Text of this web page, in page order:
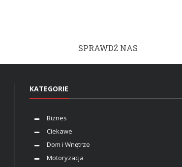
SPRAWDŹ NAS
KATEGORIE
Biznes
Ciekawe
Dom i Wnętrze
Motoryzacja